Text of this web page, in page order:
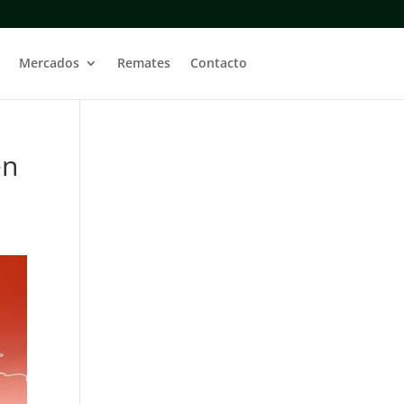
Mercados Remates Contacto